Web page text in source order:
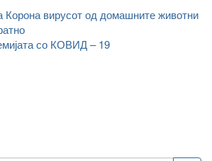
вирусот од домашните животни
со КОВИД – 19